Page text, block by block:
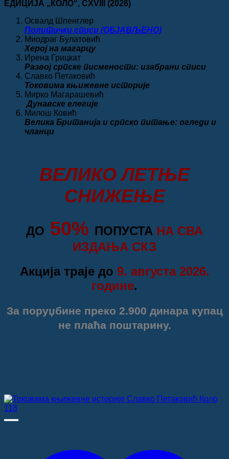
била:
320.00 рсд.
ЕДИЦИЈА „КОЛО“, CXVIII
(2026)
Освалд Шпенглер
Политички списи (ОБЈАВЉЕНО)
Миодраг Булатовић
Херој на магарцу
Ирена Грицкат
Развој српске писмености: изабрани списи
Славко Петаковић
Токовима књижевне историје
Мирко Магарашевић
Дунавске елегије
Милош Ковић
Велика Британија и српско питање: огледи и
чланци
ВЕЛИКО ЛЕТЊЕ
СНИЖЕЊЕ
ДО 50% ПОПУСТА НА СВА
ИЗДАЊА СКЗ
Акција траје до 9. августа 2026.
године.
За поруџбине преко 2.900 динара купац
не плаћа поштарину.